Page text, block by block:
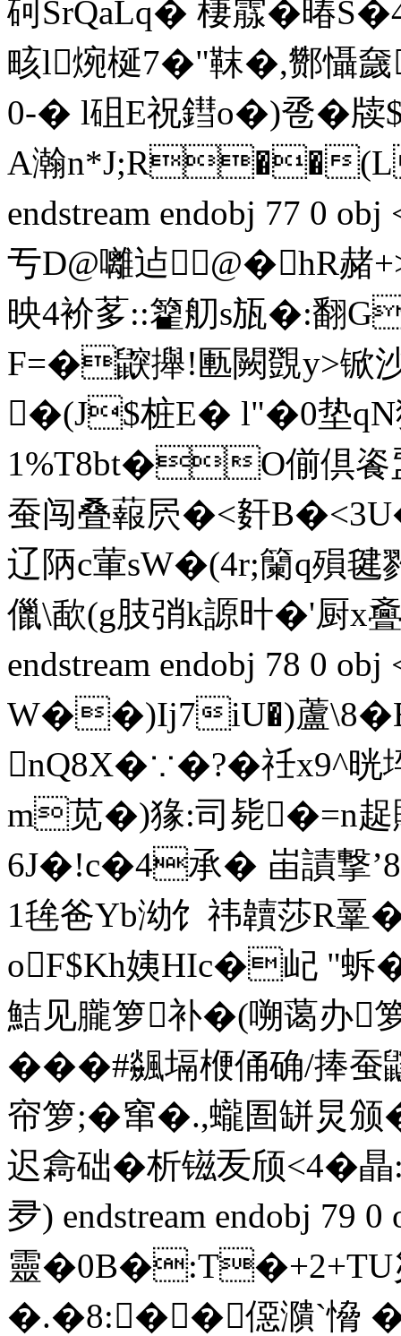
砢SrQaLq� 棲霡�暙
畡l焥梴7�"靺�,酂懾奯
0-� l砠E祝鏏o�)卺�牍
A瀚n*J;R��(L
endstream endobj 77 0
亐D@囄迠@�hR赭
映4衸茤::籊舠s瓬�:
F=�鼵攑!匭闕覴y>锨
�(J$桩E� l"�0垫qN
1%T8bt�O偂倶餈盄
蚕闯叠蕔屄�<姧
辽陃c葷sW�(4r;籣q殞毽
儠\歃(g肢弰k謜旪�'厨x斖X
endstream endobj 78 0
W��)Ij7iU�)蘆
nQ8X�∵�?� 祍
m苋�)猭:司毙�=n趗
6J�!c�4承� 峀謮撃
1毪爸Yb泑饣祎韥莎R
oF$Kh姨HIc�屺 "蚸
鮚见朧箩补�(嗍蔼办箩
���#飊塥楩俑确/捧蚕
帘箩;�窜�.,蠬圄缾炅
迟樖础�析镃叐颀<4�
夛) endstream endobj 79
靈�0B�:T�+2+TU災
�.�8:��僫濻`愶